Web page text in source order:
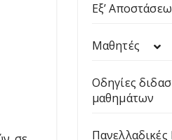
Εξ’
Μαθητές
Οδηγίες
μαθημάτων
Πανελλαδικές